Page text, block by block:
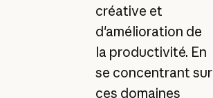
créative et
d'amélioration de
la productivité. En
se concentrant sur
ces domaines